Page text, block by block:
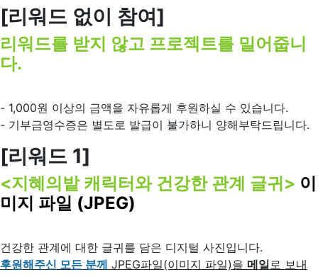
[리워드 없이 참여]
리워드를 받지 않고 프로젝트를 밀어줍니
다.
- 1,000원 이상의 금액을 자유롭게 후원하실 수 있습니다.
- 기부금영수증은 별도로 발급이 불가하니 양해부탁드립니다.
[리워드 1]
<지혜의밭 캐릭터와 건강한 관계 글귀> 이
미지 파일 (JPEG)
건강한 관계에 대한 글귀를 담은 디지털 사진입니다.
후원해주신 모든 분께 JPEG파일(이미지 파일)을 메일로 보내